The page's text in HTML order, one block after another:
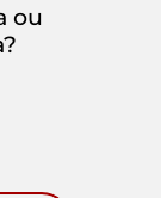
ou